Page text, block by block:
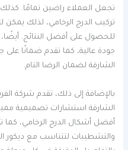
تجعل العملاء راضين تمامًا.
تركيب الدرج الرخامي، لذلك يمكن
للحصول على أفضل النتائج.
جودة عالية، كما تقدم ضمانًا
الشارقة لضمان الرضا التام.
بالإضافة إلى ذلك، تقدم شركة
الشارقة استشارات تصميمية
أفضل أشكال الدرج الرخامي، كما
والتشطيبات لتتناسب مع ديكور